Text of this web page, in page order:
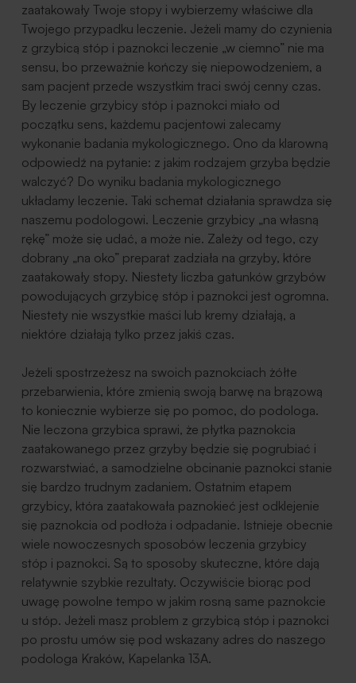
zaatakowały Twoje stopy i wybierzemy właściwe dla
Twojego przypadku leczenie. Jeżeli mamy do czynienia
z grzybicą stóp i paznokci leczenie „w ciemno” nie ma
sensu, bo przeważnie kończy się niepowodzeniem, a
sam pacjent przede wszystkim traci swój cenny czas.
By leczenie grzybicy stóp i paznokci miało od
początku sens, każdemu pacjentowi zalecamy
wykonanie badania mykologicznego. Ono da klarowną
odpowiedź na pytanie: z jakim rodzajem grzyba będzie
walczyć? Do wyniku badania mykologicznego
układamy leczenie. Taki schemat działania sprawdza się
naszemu podologowi. Leczenie grzybicy „na własną
rękę” może się udać, a może nie. Zależy od tego, czy
dobrany „na oko” preparat zadziała na grzyby, które
zaatakowały stopy. Niestety liczba gatunków grzybów
powodujących grzybicę stóp i paznokci jest ogromna.
Niestety nie wszystkie maści lub kremy działają, a
niektóre działają tylko przez jakiś czas.
Jeżeli spostrzeżesz na swoich paznokciach żółte
przebarwienia, które zmienią swoją barwę na brązową
to koniecznie wybierze się po pomoc, do podologa.
Nie leczona grzybica sprawi, że płytka paznokcia
zaatakowanego przez grzyby będzie się pogrubiać i
rozwarstwiać, a samodzielne obcinanie paznokci stanie
się bardzo trudnym zadaniem. Ostatnim etapem
grzybicy, która zaatakowała paznokieć jest odklejenie
się paznokcia od podłoża i odpadanie. Istnieje obecnie
wiele nowoczesnych sposobów leczenia grzybicy
stóp i paznokci. Są to sposoby skuteczne, które dają
relatywnie szybkie rezultaty. Oczywiście biorąc pod
uwagę powolne tempo w jakim rosną same paznokcie
u stóp. Jeżeli masz problem z grzybicą stóp i paznokci
po prostu umów się pod wskazany adres do naszego
podologa Kraków, Kapelanka 13A.